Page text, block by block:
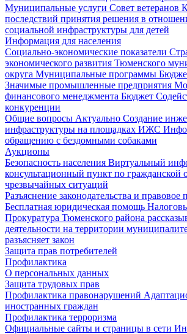
Муниципальные услуги Совет ветеранов
последствий принятия решения в
социальной инфраструктуры для детей
Информация для населения
Социально-экономические показатели
экономического развития Тюменского
округа Муниципальные программы
Значимые промышленные предприятия
финансового менеджмента Бюджет
конкуренции
Общие вопросы Актуально Создание
инфраструктуры на площадках ИЖС
обращению с бездомными собаками
Аукционы
Безопасность населения Виртуальный
консультационный пункт по гражданской
чрезвычайных ситуаций
Разъяснение законодательства и правовое
Бесплатная юридическая помощь
Прокуратура Тюменского района
деятельности на территории
разъясняет закон
Защита прав потребителей
Профилактика
О персональных данных
Защита трудовых прав
Профилактика правонарушений
иностранных граждан
Профилактика терроризма
Официальные сайты и страницы в сети